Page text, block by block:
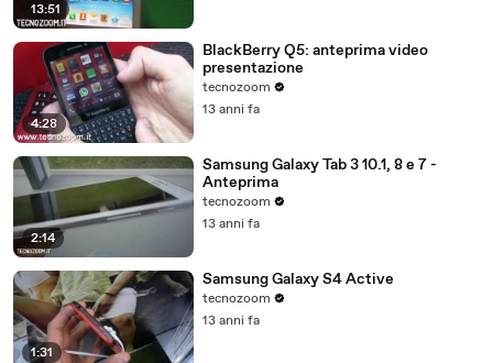
13:51
4:28
BlackBerry Q5: anteprima video
presentazione
tecnozoom
13 anni fa
2:14
Samsung Galaxy Tab 3 10.1, 8 e 7 -
Anteprima
tecnozoom
13 anni fa
1:31
Samsung Galaxy S4 Active
tecnozoom
13 anni fa